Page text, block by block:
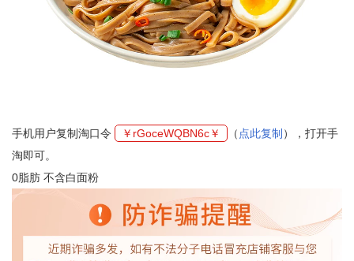
手机用户复制淘口令 ￥rGoceWQBN6c￥ （ 点此复制 ），打开手
淘即可。
0脂肪 不含白面粉